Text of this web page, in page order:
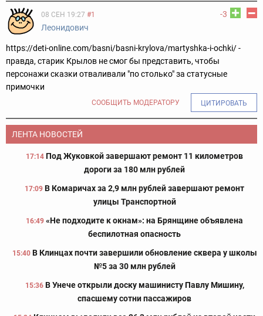
-3
08 СЕН 19:27 #1
Леонидович
https://deti-online.com/basni/basni-krylova/martyshka-i-ochki/ -
правда, старик Крылов не смог бы представить, чтобы
персонажи сказки отваливали "по столько" за статусные
примочки
СООБЩИТЬ МОДЕРАТОРУ ЦИТИРОВАТЬ
ЛЕНТА НОВОСТЕЙ
17:14 Под Жуковкой завершают ремонт 11 километров
дороги за 180 млн рублей
17:09 В Комаричах за 2,9 млн рублей завершают ремонт
улицы Транспортной
16:49 «Не подходите к окнам»: на Брянщине объявлена
беспилотная опасность
15:40 В Клинцах почти завершили обновление сквера у школы
№5 за 30 млн рублей
15:36 В Унече открыли доску машинисту Павлу Мишину,
спасшему сотни пассажиров